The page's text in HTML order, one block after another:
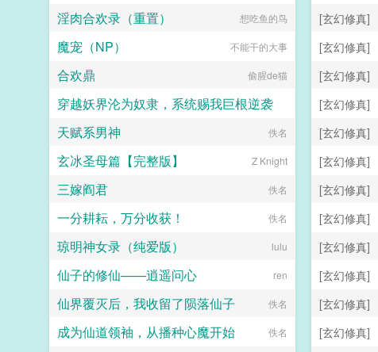
淫肉合欢录（重置） 想吃鱼的鸟
魔宠（NP） 不能干的大事
合欢鼎 偷腥de猫
穿越妖界沦为奴隶，系统赐我巨根逆袭
lzymyyear
天赋系男神 佚名
玄冰圣母篇【完整版】 Z Knight
三嫁阎君 佚名
一分耕耘，万分收获！ 佚名
琼明神女录（纯爱版） lulu
仙子的修仙——逍遥问心 ren
仙界覆灭后，我收留了陨落仙子 佚名
成为仙道领袖，从播种心魔开始 佚名
[玄幻修真]
[玄幻修真]
[玄幻修真]
[玄幻修真]
[玄幻修真]
[玄幻修真]
[玄幻修真]
[玄幻修真]
[玄幻修真]
[玄幻修真]
[玄幻修真]
[玄幻修真]